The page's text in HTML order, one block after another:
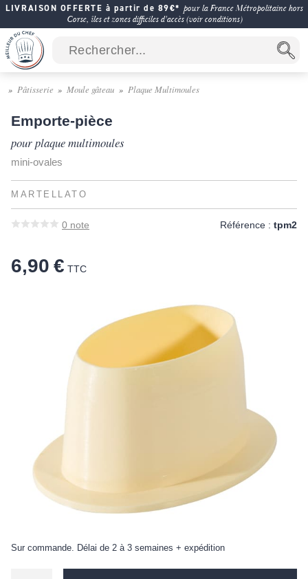
LIVRAISON OFFERTE à partir de 89€* pour la France Métropolitaine hors
Corse, îles et zones difficiles d'accès (voir conditions)
Pâtisserie Moule gâteau Plaque Multimoules
Emporte-pièce
pour plaque multimoules
mini-ovales
MARTELLATO
0 note Référence : tpm2
6,90 € TTC
Sur commande. Délai de 2 à 3 semaines + expédition